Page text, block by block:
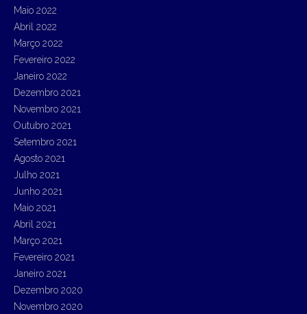
Maio 2022
Abril 2022
Março 2022
Fevereiro 2022
Janeiro 2022
Dezembro 2021
Novembro 2021
Outubro 2021
Setembro 2021
Agosto 2021
Julho 2021
Junho 2021
Maio 2021
Abril 2021
Março 2021
Fevereiro 2021
Janeiro 2021
Dezembro 2020
Novembro 2020